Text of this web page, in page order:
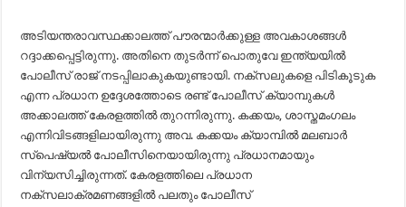
അടിയന്തരാവസ്ഥക്കാലത്ത് പൗരന്മാർക്കുള്ള അവകാശങ്ങൾ
റദ്ദാക്കപ്പെട്ടിരുന്നു. അതിനെ തുടർന്ന് പൊതുവേ ഇന്ത്യയിൽ
പോലീസ് രാജ് നടപ്പിലാകുകയുണ്ടായി. നക്സലുകളെ പിടികൂടുക
എന്ന പ്രധാന ഉദ്ദേശത്തോടെ രണ്ട് പോലീസ് ക്യാമ്പുകൾ
അക്കാലത്ത് കേരളത്തിൽ തുറന്നിരുന്നു. കക്കയം, ശാസ്തമംഗലം
എന്നിവിടങ്ങളിലായിരുന്നു അവ. കക്കയം ക്യാമ്പിൽ മലബാർ
സ്പെഷ്യൽ പോലീസിനെയായിരുന്നു പ്രധാനമായും
വിന്യസിച്ചിരുന്നത്. കേരളത്തിലെ പ്രധാന
നക്സലാക്രമണങ്ങളിൽ പലതും പോലീസ്